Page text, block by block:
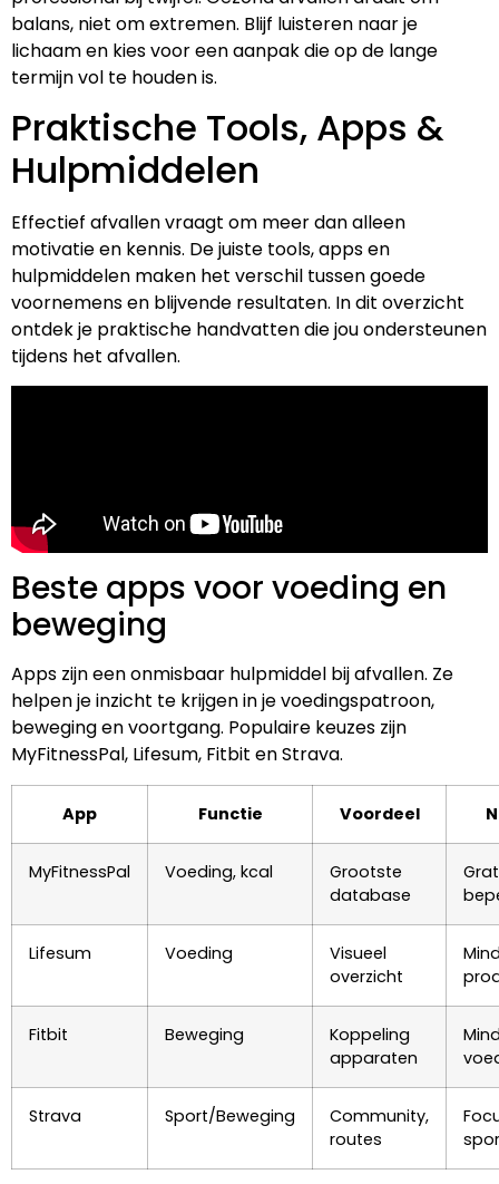
balans, niet om extremen. Blijf luisteren naar je
lichaam en kies voor een aanpak die op de lange
termijn vol te houden is.
Praktische Tools, Apps &
Hulpmiddelen
Effectief afvallen vraagt om meer dan alleen
motivatie en kennis. De juiste tools, apps en
hulpmiddelen maken het verschil tussen goede
voornemens en blijvende resultaten. In dit overzicht
ontdek je praktische handvatten die jou ondersteunen
tijdens het afvallen.
Beste apps voor voeding en
beweging
Apps zijn een onmisbaar hulpmiddel bij afvallen. Ze
helpen je inzicht te krijgen in je voedingspatroon,
beweging en voortgang. Populaire keuzes zijn
MyFitnessPal, Lifesum, Fitbit en Strava.
App Functie Voordeel
MyFitnessPal Voeding, kcal
Grootste
database
Lifesum Voeding
Visueel
overzicht
Fitbit Beweging
Koppeling
apparaten
Strava Sport/Beweging
Community,
routes